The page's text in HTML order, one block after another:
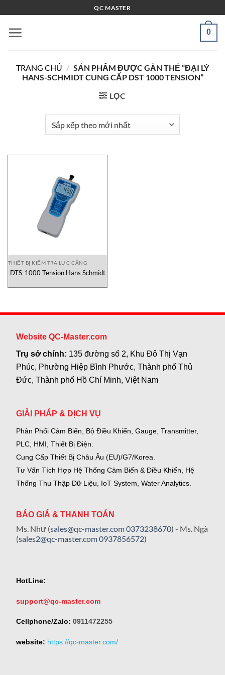
qua
nội
QC MASTER
0
TRANG CHỦ / SẢN PHẨM ĐƯỢC GẮN THẺ “ĐẠI LÝ
HANS-SCHMIDT CUNG CẤP DST 1000 TENSION”
LỌC
THIẾT BỊ KIỂM TRA LỰC CĂNG
DTS-1000 Tension Hans Schmidt
Website QC-Master.com
Trụ sở chính: 135 đường số 2, Khu Đô Thị Vạn
Phúc, Phường Hiệp Bình Phước, Thành phố Thủ
Đức, Thành phố Hồ Chí Minh, Việt Nam
GIẢI PHÁP & DỊCH VỤ
Phân Phối Cảm Biến, Bộ Điều Khiển, Gauge, Transmitter,
PLC, HMI, Thiết Bị Điện.
Cung Cấp Thiết Bị Châu Âu (EU)/G7/Korea.
Tư Vấn Tích Hợp Hệ Thống Cảm Biến & Điều Khiển, Hệ
Thống Thu Thập Dữ Liệu, IoT System, Water Analytics.
BÁO GIÁ & THANH TOÁN
Ms. Như (sales@qc-master.com0373238670) - Ms. Ngà
(sales2@qc-master.com0937856572)
HotLine:
support@qc-master.com
Cellphone/Zalo: 0911472255
website: https://qc-master.com/